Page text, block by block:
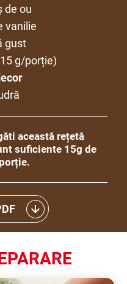
de ou
vanilie
gust
g/porție)
această rețetă
suficiente 15g de